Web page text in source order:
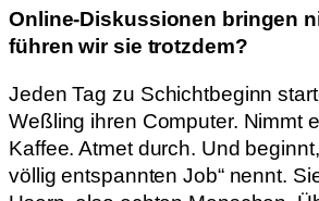
Online-Diskussionen bringen
führen wir sie trotzdem?
Jeden Tag zu Schichtbeginn
Weßling ihren Computer. Nimmt
Kaffee. Atmet durch. Und
völlig entspannten Job“ nennt.